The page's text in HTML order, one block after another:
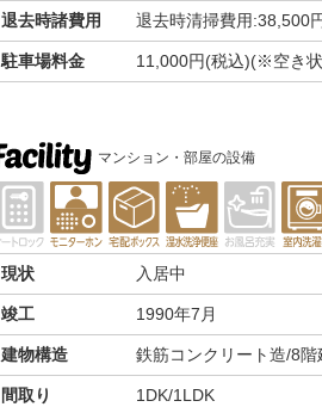
退去時諸費用 退去時清掃費用:38,500
駐車場料金 11,000円(税込)(※空き
マンション・部屋の設備
現状 入居中
竣工 1990年7月
建物構造 鉄筋コンクリート造/8階
間取り 1DK/1LDK